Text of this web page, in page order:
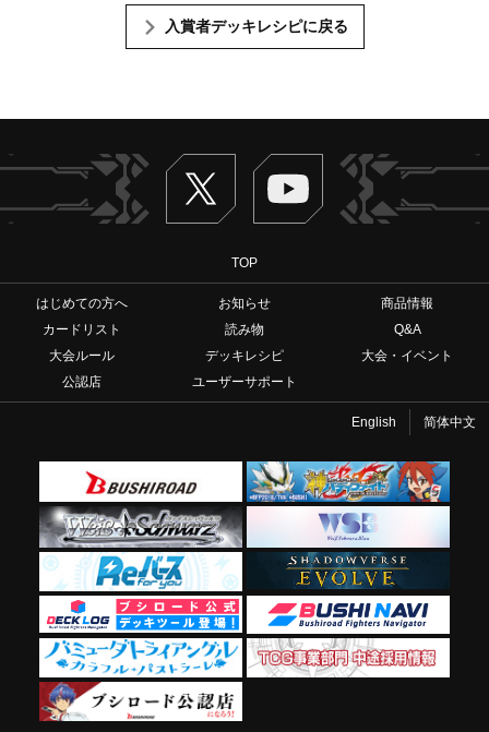
入賞者デッキレシピに戻る
Twitter ヴァンガードch
TOP
はじめての方へ お知らせ
商品情報
カードリスト
読み物
Q&A
大会ルール
デッキレシピ
大会・イベント
公認店
ユーザーサポート
English 简体中文